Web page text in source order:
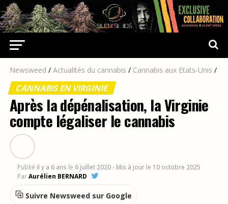
Newsweed / Actualités du cannabis / Cannabis aux Etats-Unis /
CANNABIS EN VIRGINIE
Après la dépénalisation, la Virginie
compte légaliser le cannabis
Publié il y a 6 ans le 6 juillet 2020 - Mis à jour le 10 octobre 2025
ParAurélien BERNARD
Suivre Newsweed sur Google